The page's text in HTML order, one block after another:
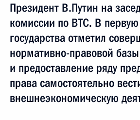
Президент В.Путин на
комиссии по ВТС. В первую
государства отметил
нормативно-правовой базы
и предоставление ряду
права самостоятельно
внешнеэкономическую